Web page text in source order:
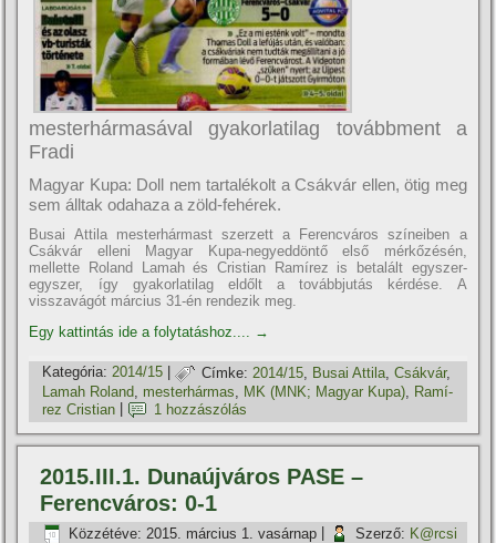
mesterhármasával gyakorlatilag továbbment a
Fradi
Magyar Kupa: Doll nem tartalékolt a Csákvár ellen, ötig meg
sem álltak odahaza a zöld-fehérek.
Busai Attila mesterhármast szerzett a Ferencváros szí­neiben a
Csákvár elleni Magyar Kupa-negyeddöntő első mérkőzésén,
mellette Roland Lamah és Cristian Ramí­rez is betalált egyszer-
egyszer, í­gy gyakorlatilag eldőlt a továbbjutás kérdése. A
visszavágót március 31-én rendezik meg.
Egy kattintás ide a folytatáshoz.... →
Kategória: 2014/15 | Címke: 2014/15 Busai Attila ,Csákvár,
Lamah Roland, mesterhármas, MK (MNK; Magyar Kupa), Ramí­
rez Cristian
1 hozzászólás
2015.III.1. Dunaújváros PASE –
Ferencváros: 0-1
Közzétéve: 2015. március 1. vasárnap Szerző: K@rcsi